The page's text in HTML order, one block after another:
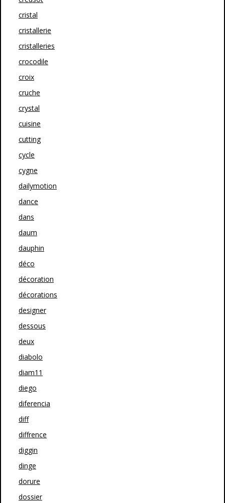
cristal
cristallerie
cristalleries
crocodile
croix
cruche
crystal
cuisine
cutting
cycle
cygne
dailymotion
dance
dans
daum
dauphin
déco
décoration
décorations
designer
dessous
deux
diabolo
diam11
diego
diferencia
diff
diffrence
diggin
dinge
dorure
dossier